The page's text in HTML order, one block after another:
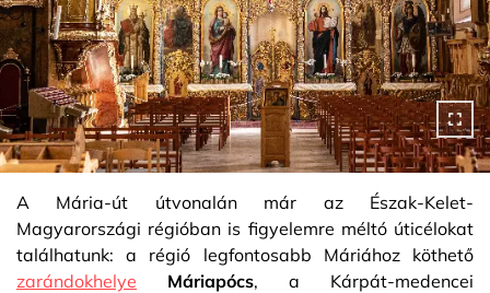
A Mária-út útvonalán már az Észak-Kelet-
Magyarországi régióban is figyelemre méltó úticélokat
találhatunk: a régió legfontosabb Máriához köthető
zarándokhelye
Máriapócs, a Kárpát-medencei